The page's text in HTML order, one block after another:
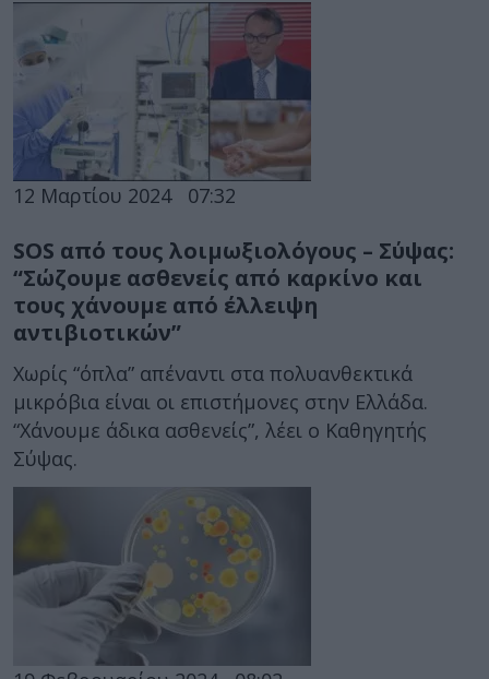
12 Μαρτίου 2024 07:32
SOS από τους λοιμωξιολόγους – Σύψας:
“Σώζουμε ασθενείς από καρκίνο και
τους χάνουμε από έλλειψη
αντιβιοτικών”
Χωρίς “όπλα” απέναντι στα πολυανθεκτικά
μικρόβια είναι οι επιστήμονες στην Ελλάδα.
“Χάνουμε άδικα ασθενείς”, λέει ο Καθηγητής
Σύψας.